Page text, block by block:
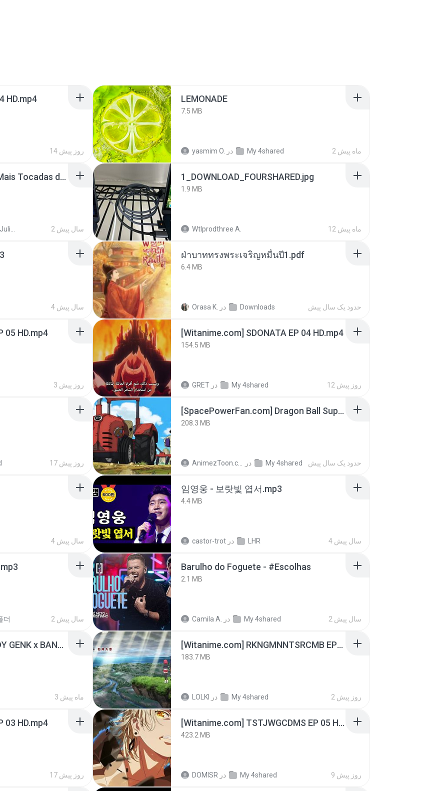
HD.mp4
14 روز پیش
LEMONADE
7.5 MB
yasmim O. در My 4shared 2 ماه پیش
Henrique e Juliano -As Mais Tocadas do Henrique e Juliano 2021 -Top Sertanejo 2021,Cd Completo 2021
2 سال پیش
1_DOWNLOAD_FOURSHARED.jpg
1.9 MB
Wtlprodthree A. 12 ماه پیش
4 سال پیش
ฝ่าบาททรงพระเจริญหมื่นปี1.pdf
6.4 MB
Orasa K. در Downloads حدود یک سال پیش
05 HD.mp4
3 روز پیش
[Witanime.com] SDONATA EP 04 HD.mp4
154.5 MB
GRET در My 4shared 12 روز پیش
17 روز پیش
[SpacePowerFan.com] Dragon Ball Super EP1 480p.mp4
208.3 MB
در My 4shared حدود یک سال پیش
4 سال پیش
임영웅 - 보랏빛 엽서.mp3
4.4 MB
castor-trot در LHR 4 سال پیش
더 2 سال پیش
Barulho do Foguete - #Escolhas
2.1 MB
Camila A. در My 4shared 2 سال پیش
KICAU MANIA - NDARBOY GENK x BANDITOZ YAOW 86 (OFFICIAL LYRIC VIDEO) GAS POL NDANGAK
3 ماه پیش
[Witanime.com] RKNGMNNTSRCMB EP 07 HD.mp4
183.7 MB
LOLKI در My 4shared 2 روز پیش
03 HD.mp4
17 روز پیش
[Witanime.com] TSTJWGCDMS EP 05 HD.mp4
423.2 MB
DOMISR در My 4shared 9 روز پیش